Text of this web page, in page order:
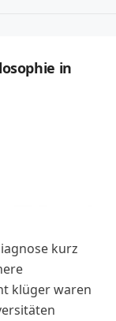
in
kurz
klüger waren